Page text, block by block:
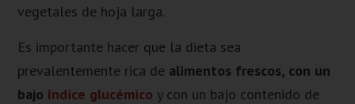
vegetales de hoja larga.
Es importante hacer que la dieta sea
prevalentemente rica de alimentos frescos, con un
bajo índice glucémico y con un bajo contenido de